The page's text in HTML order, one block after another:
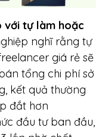
với tự làm hoặc
nghĩ rằng tự
giá rẻ sẽ
tổng chi phí sở
kết quả thường
đắt hơn
đầu tư ban đầu,